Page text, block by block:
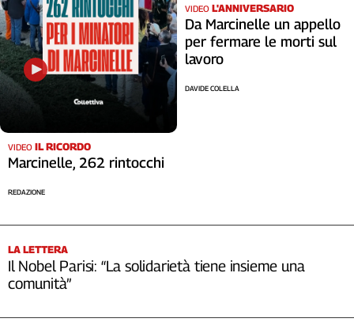
VIDEO IL RICORDO
Marcinelle, 262 rintocchi
REDAZIONE
VIDEO L'ANNIVERSARIO
Da Marcinelle un appello
per fermare le morti sul
lavoro
DAVIDE COLELLA
LA LETTERA
Il Nobel Parisi: “La solidarietà tiene insieme una
comunità”